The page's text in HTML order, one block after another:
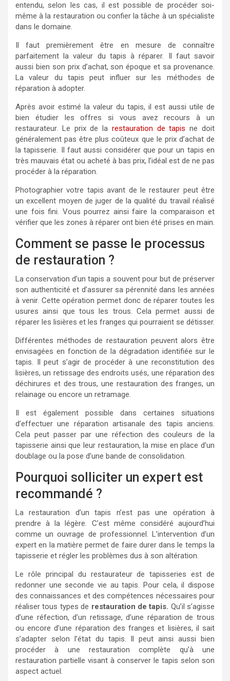
entendu, selon les cas, il est possible de procéder soi-
même à la restauration ou confier la tâche à un spécialiste
dans le domaine.
Il faut premièrement être en mesure de connaître
parfaitement la valeur du tapis à réparer. Il faut savoir
aussi bien son prix d’achat, son époque et sa provenance.
La valeur du tapis peut influer sur les méthodes de
réparation à adopter.
Après avoir estimé la valeur du tapis, il est aussi utile de
bien étudier les offres si vous avez recours à un
restaurateur. Le prix de la restauration de tapis ne doit
généralement pas être plus coûteux que le prix d’achat de
la tapisserie. Il faut aussi considérer que pour un tapis en
très mauvais état ou acheté à bas prix, l’idéal est de ne pas
procéder à la réparation.
Photographier votre tapis avant de le restaurer peut être
un excellent moyen de juger de la qualité du travail réalisé
une fois fini. Vous pourrez ainsi faire la comparaison et
vérifier que les zones à réparer ont bien été prises en main.
Comment se passe le processus
de restauration ?
La conservation d’un tapis a souvent pour but de préserver
son authenticité et d’assurer sa pérennité dans les années
à venir. Cette opération permet donc de réparer toutes les
usures ainsi que tous les trous. Cela permet aussi de
réparer les lisières et les franges qui pourraient se détisser.
Différentes méthodes de restauration peuvent alors être
envisagées en fonction de la dégradation identifiée sur le
tapis. Il peut s’agir de procéder à une reconstitution des
lisières, un retissage des endroits usés, une réparation des
déchirures et des trous, une restauration des franges, un
relainage ou encore un retramage.
Il est également possible dans certaines situations
d’effectuer une réparation artisanale des tapis anciens.
Cela peut passer par une réfection des couleurs de la
tapisserie ainsi que leur restauration, la mise en place d’un
doublage ou la pose d’une bande de consolidation.
Pourquoi solliciter un expert est
recommandé ?
La restauration d’un tapis n’est pas une opération à
prendre à la légère. C’est même considéré aujourd’hui
comme un ouvrage de professionnel. L’intervention d’un
expert en la matière permet de faire durer dans le temps la
tapisserie et régler les problèmes dus à son altération.
Le rôle principal du restaurateur de tapisseries est de
redonner une seconde vie au tapis. Pour cela, il dispose
des connaissances et des compétences nécessaires pour
réaliser tous types de restauration de tapis. Qu’il s’agisse
d’une réfection, d’un retissage, d’une réparation de trous
ou encore d’une réparation des franges et lisières, il sait
s’adapter selon l’état du tapis. Il peut ainsi aussi bien
procéder à une restauration complète qu’à une
restauration partielle visant à conserver le tapis selon son
aspect actuel.